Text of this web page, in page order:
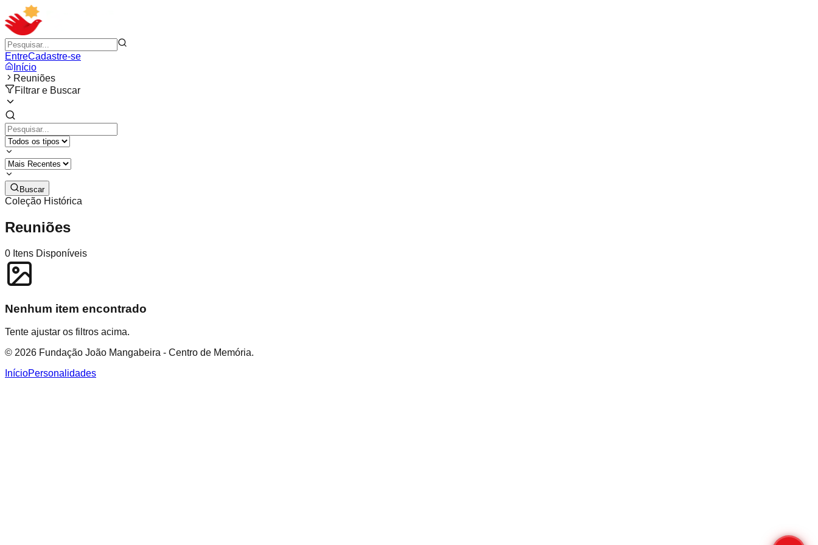
EntreCadastre-se
Início
Reuniões
Filtrar e Buscar
Buscar
Coleção Histórica
Reuniões
0 Itens Disponíveis
Nenhum item encontrado
Tente ajustar os filtros acima.
© 2026 Fundação João Mangabeira - Centro de Memória.
InícioPersonalidades